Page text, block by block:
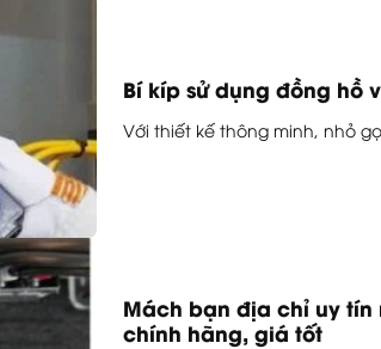
Bí kíp sử dụng đồng hồ
Với thiết kế thông minh, nhỏ
Mách bạn địa chỉ uy tín
chính hãng, giá tốt